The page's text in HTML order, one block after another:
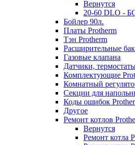
Вернутся
20-60 DLO -
Бойлер 90л.
Платы Protherm
Тэн Protherm
Расширительные
Газовые клапана
Датчики,
Комплектующие
Комнатный
Секции для
Коды ошибок
Другое
Ремонт котлов
Вернутся
Ремонт котла